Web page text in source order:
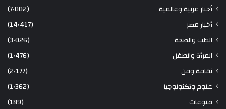
أخبار عربية وعالمية
(7٬002)
أخبار مصر
(14٬417)
الطب والصحة
(3٬026)
المرأة والطفل
(1٬476)
ثقافة وفن
(2٬177)
علوم وتكنولوجيا
(1٬362)
منوعات
(189)